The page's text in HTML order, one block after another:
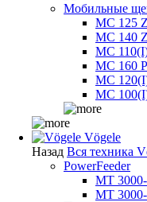
Мобильные
MC 125 Z
MC 140 Z
MC
MC 160
MC
MC
Vögele
Назад Вся техника
PowerFeeder
MT
MT